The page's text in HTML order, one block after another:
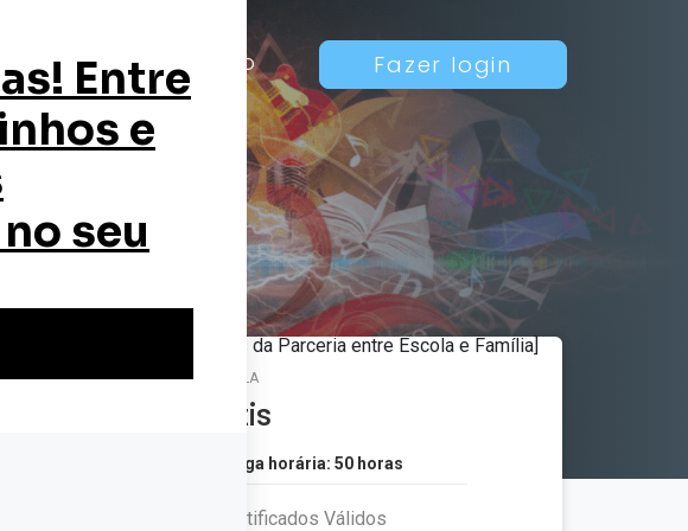
Blog Contato Fazer login
MATRÍCULA
Grátis
Carga horária: 50 horas
Certificados Válidos